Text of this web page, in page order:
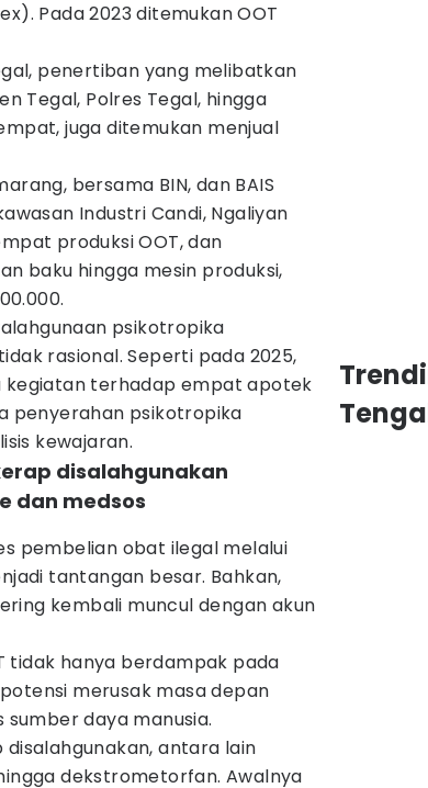
Pada 2023 ditemukan OOT
penertiban yang melibatkan
Tegal, Polres Tegal, hingga
juga ditemukan menjual
bersama BIN, dan BAIS
Industri Candi, Ngaliyan
produksi OOT, dan
baku hingga mesin produksi,
psikotropika
rasional. Seperti pada 2025,
terhadap empat apotek
penyerahan psikotropika
kewajaran.
disalahgunakan
dan medsos
pembelian obat ilegal melalui
tantangan besar. Bahkan,
kembali muncul dengan akun
tidak hanya berdampak pada
merusak masa depan
daya manusia.
antara lain
dekstrometorfan. Awalnya